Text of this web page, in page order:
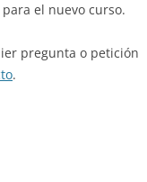
el nuevo curso.
pregunta o petición
.